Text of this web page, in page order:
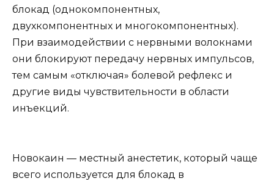
блокад (однокомпонентных,
двухкомпонентных и многокомпонентных).
При взаимодействии с нервными волокнами
они блокируют передачу нервных импульсов,
тем самым «отключая» болевой рефлекс и
другие виды чувствительности в области
инъекций.
Новокаин — местный анестетик, который чаще
всего используется для блокад в